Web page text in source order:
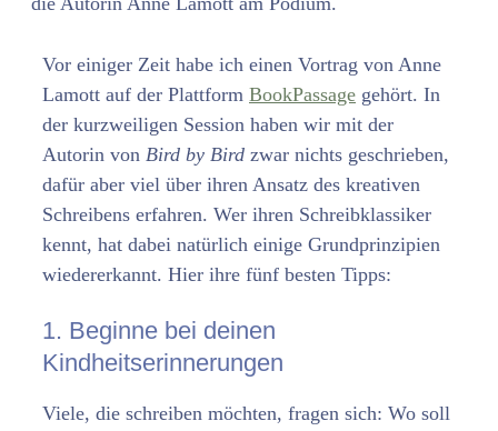
Vor einiger Zeit habe ich einen Vortrag von Anne
Lamott auf der Plattform BookPassage gehört. In
der kurzweiligen Session haben wir mit der
Autorin von Bird by Bird zwar nichts geschrieben,
dafür aber viel über ihren Ansatz des kreativen
Schreibens erfahren. Wer ihren Schreibklassiker
kennt, hat dabei natürlich einige Grundprinzipien
wiedererkannt. Hier ihre fünf besten Tipps:
1. Beginne bei deinen
Kindheitserinnerungen
Viele, die schreiben möchten, fragen sich: Wo soll